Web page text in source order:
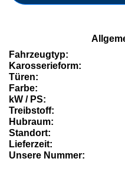
Fahrzeugtyp:
Karosserieform:
Türen:
Farbe:
kW / PS:
Treibstoff:
Hubraum:
Standort:
Lieferzeit:
Unsere Nummer: